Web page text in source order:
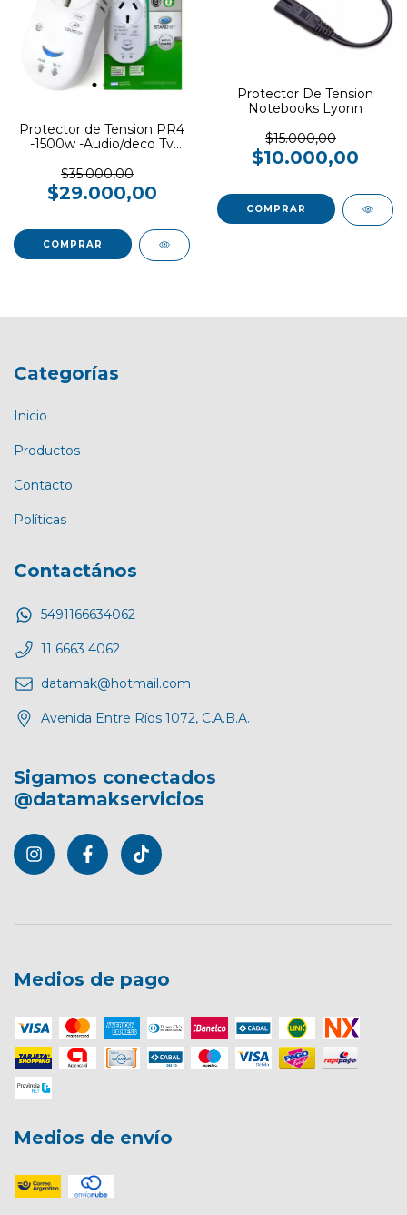
Protector de Tension PR4
-1500w -Audio/deco Tv
$35.000,00
$29.000,00
Protector De Tension
Notebooks Lyonn
$15.000,00
$10.000,00
Categorías
Inicio
Productos
Contacto
Políticas
Contactános
5491166634062
11 6663 4062
datamak@hotmail.com
Avenida Entre Ríos 1072, C.A.B.A.
Sigamos conectados
@datamakservicios
Medios de pago
Medios de envío